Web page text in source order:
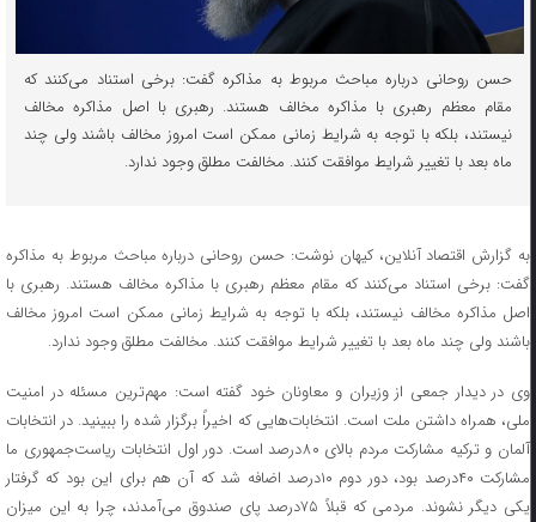
حسن روحانی درباره مباحث مربوط به مذاکره گفت: برخی استناد می‌کنند که
مقام معظم رهبری با مذاکره مخالف هستند. رهبری با اصل مذاکره مخالف
نیستند، بلکه با توجه به شرایط زمانی ممکن است امروز مخالف باشند ولی چند
ماه بعد با تغییر شرایط موافقت کنند. مخالفت مطلق وجود ندارد.
به گزارش اقتصاد آنلاین، کیهان نوشت: حسن روحانی درباره مباحث مربوط به مذاکره
گفت: برخی استناد می‌کنند که مقام معظم رهبری با مذاکره مخالف هستند. رهبری با
اصل مذاکره مخالف نیستند، بلکه با توجه به شرایط زمانی ممکن است امروز مخالف
باشند ولی چند ماه بعد با تغییر شرایط موافقت کنند. مخالفت مطلق وجود ندارد.
وی در دیدار جمعی از وزیران و معاونان خود گفته است: مهم‌ترین مسئله در امنیت
ملی، همراه داشتن ملت است. انتخابات‌هایی که اخیراً برگزار شده را ببینید. در انتخابات
آلمان و ترکیه مشارکت مردم بالای ۸۰درصد است. دور اول انتخابات ریاست‌جمهوری ما
مشارکت ۴۰درصد بود، دور دوم ۱۰درصد اضافه شد که آن هم برای این بود که گرفتار
یکی دیگر نشوند. مردمی که قبلاً ۷۵درصد پای صندوق‌ می‌آمدند، چرا به این میزان